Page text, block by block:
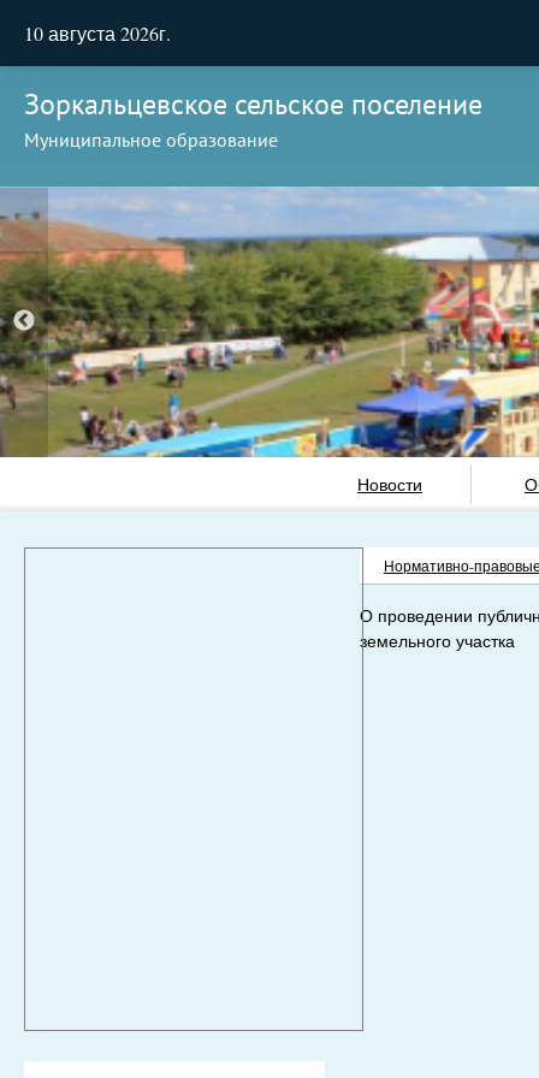
10 августа 2026г.
Зоркальцевское сельское поселение
Муниципальное образование
Новости
Нормативно-
О проведении
земельного участка